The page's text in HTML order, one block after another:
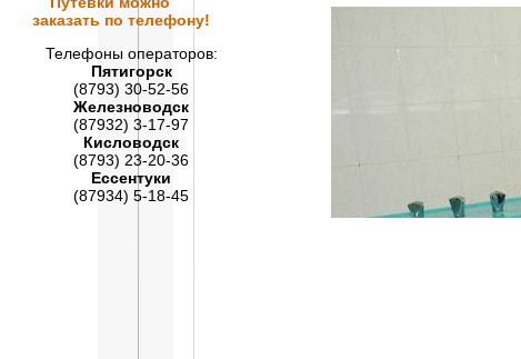
заказать по телефону!
Телефоны операторов:
Пятигорск
(8793) 30-52-56
Железноводск
(87932) 3-17-97
Кисловодск
(8793) 23-20-36
Ессентуки
(87934) 5-18-45